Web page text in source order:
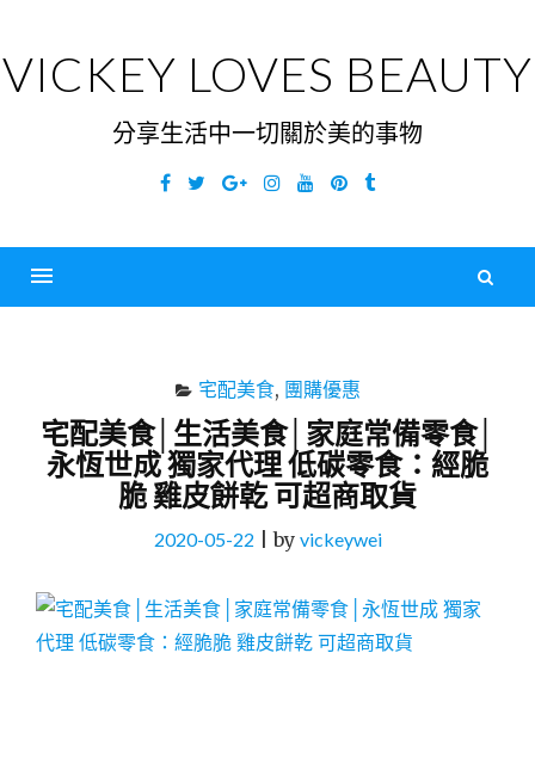
content
VICKEY LOVES BEAUTY
分享生活中一切關於美的事物
Facebook
TwitterGoogleInstagramYouTubePinterest
Tumblr
宅配美食, 團購優惠
宅配美食│生活美食│家庭常備零食│
永恆世成 獨家代理 低碳零食：經脆
脆 雞皮餅乾 可超商取貨
2020-05-22|by vickeywei